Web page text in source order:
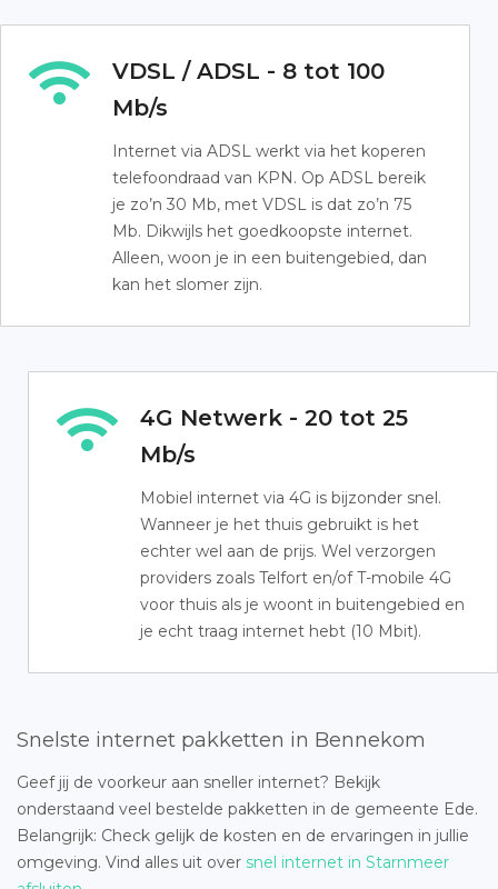
VDSL / ADSL - 8 tot 100
Mb/s
Internet via ADSL werkt via het koperen
telefoondraad van KPN. Op ADSL bereik
je zo’n 30 Mb, met VDSL is dat zo’n 75
Mb. Dikwijls het goedkoopste internet.
Alleen, woon je in een buitengebied, dan
kan het slomer zijn.
4G Netwerk - 20 tot 25
Mb/s
Mobiel internet via 4G is bijzonder snel.
Wanneer je het thuis gebruikt is het
echter wel aan de prijs. Wel verzorgen
providers zoals Telfort en/of T-mobile 4G
voor thuis als je woont in buitengebied en
je echt traag internet hebt (10 Mbit).
Snelste internet pakketten in Bennekom
Geef jij de voorkeur aan sneller internet? Bekijk
onderstaand veel bestelde pakketten in de gemeente Ede.
Belangrijk: Check gelijk de kosten en de ervaringen in jullie
omgeving. Vind alles uit over snel internet in Starnmeer